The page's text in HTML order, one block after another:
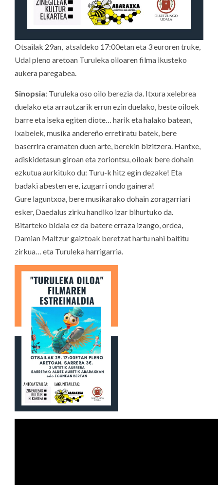
Otsailak 29an, atsaldeko 17:00etan eta 3 euroren truke,
Udal pleno aretoan Turuleka oiloaren filma ikusteko
aukera paregabea.
Sinopsia: Turuleka oso oilo berezia da. Itxura xelebrea
duelako eta arrautzarik errun ezin duelako, beste oiloek
barre eta iseka egiten diote… harik eta halako batean,
Ixabelek, musika andereño erretiratu batek, bere
baserrira eramaten duen arte, berekin bizitzera. Hantxe,
adiskidetasun giroan eta zoriontsu, oiloak bere dohain
ezkutua aurkituko du: Turu-k hitz egin dezake! Eta
badaki abesten ere, izugarri ondo gainera!
Gure laguntxoa, bere musikarako dohain zoragarriari
esker, Daedalus zirku handiko izar bihurtuko da.
Bitarteko bidaia ez da batere erraza izango, ordea,
Damian Maltzur gaiztoak beretzat hartu nahi baititu
zirkua… eta Turuleka harrigarria.